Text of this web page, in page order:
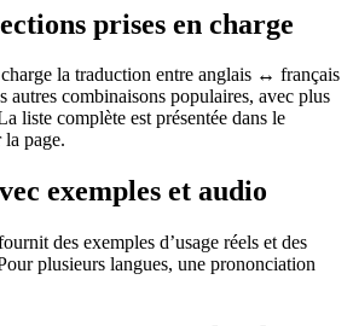
prises en charge
la traduction entre anglais ↔ français
autres combinaisons populaires, avec plus
liste complète est présentée dans le
la page.
exemples et audio
des exemples d’usage réels et des
plusieurs langues, une prononciation